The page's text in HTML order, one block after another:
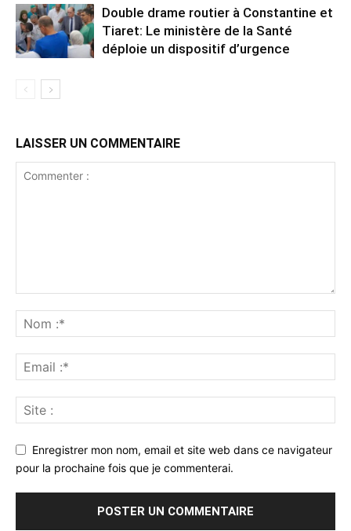
Double drame routier à Constantine et
Tiaret: Le ministère de la Santé
déploie un dispositif d’urgence
LAISSER UN COMMENTAIRE
Enregistrer mon nom, email et site web dans ce navigateur
pour la prochaine fois que je commenterai.